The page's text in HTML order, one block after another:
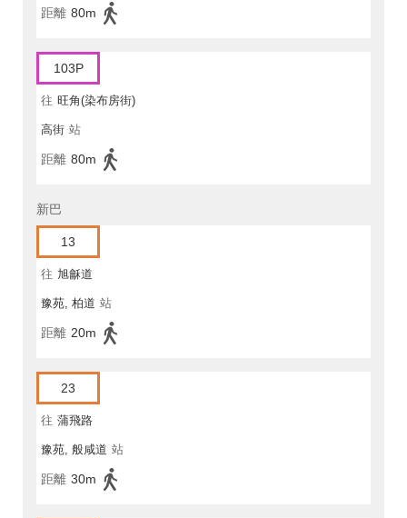
距離 80m
103P
往 旺角(染布房街)
高街 站
距離 80m
新巴
13
往 旭龢道
豫苑, 柏道 站
距離 20m
23
往 蒲飛路
豫苑, 般咸道 站
距離 30m